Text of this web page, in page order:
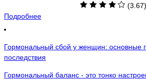
(3.67)
Подробнее
Гормональный сбой у женщин: основные
последствия
Гормональный баланс - это тонко